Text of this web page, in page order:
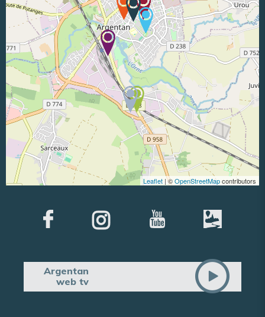
Leaflet | ©OpenStreetMapcontributors
Argentan
web tv